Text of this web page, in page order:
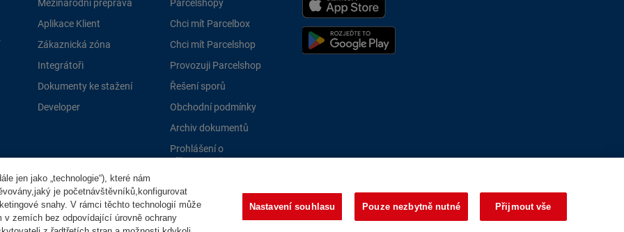
Mezinárodní přeprava
Aplikace Klient
Zákaznická zóna
Integrátoři
Dokumenty ke stažení
Developer
Parcelshopy
Chci mít Parcelbox
Chci mít Parcelshop
Provozuji Parcelshop
Řešení sporů
Obchodní podmínky
Archiv dokumentů
Prohlášení o
přístupnosti
PPLně se přizpůsobíme
jen jako „technologie“), které nám
je početnávštěvníků,konfigurovat
snahy. V rámci těchto technologií může
v zemích bez odpovídající úrovně ochrany
Nastavení souhlasu Pouze nezbytně nutné Přijmout vše